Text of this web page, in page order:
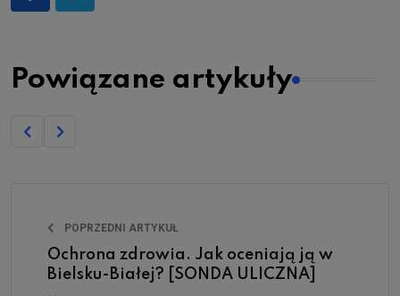
Powiązane artykuły
POPRZEDNI ARTYKUŁ
Ochrona zdrowia. Jak oceniają ją w
Bielsku-Białej? [SONDA ULICZNA]